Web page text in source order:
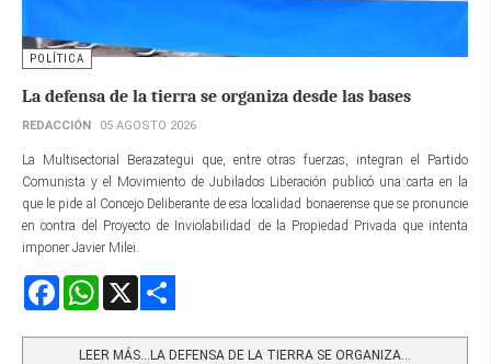
POLÍTICA
La defensa de la tierra se organiza desde las bases
REDACCIÓN 05 AGOSTO 2026
La Multisectorial Berazategui que, entre otras fuerzas, integran el Partido
Comunista y el Movimiento de Jubilados Liberación publicó una carta en la
que le pide al Concejo Deliberante de esa localidad bonaerense que se pronuncie
en contra del Proyecto de Inviolabilidad de la Propiedad Privada que intenta
imponer Javier Milei.
FacebookWhatsApp
LEER MÁS…LA DEFENSA DE LA TIERRA SE ORGANIZA...